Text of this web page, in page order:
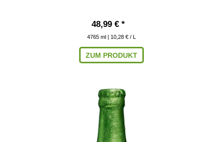
48,99 € *
4765 ml | 10,28 € / L
ZUM PRODUKT